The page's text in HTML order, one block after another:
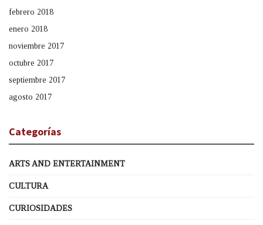
febrero 2018
enero 2018
noviembre 2017
octubre 2017
septiembre 2017
agosto 2017
Categorías
ARTS AND ENTERTAINMENT
CULTURA
CURIOSIDADES